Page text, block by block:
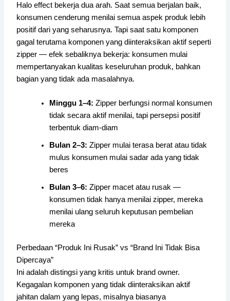
Halo effect bekerja dua arah. Saat semua berjalan baik,
konsumen cenderung menilai semua aspek produk lebih
positif dari yang seharusnya. Tapi saat satu komponen
gagal terutama komponen yang diinteraksikan aktif seperti
zipper — efek sebaliknya bekerja: konsumen mulai
mempertanyakan kualitas keseluruhan produk, bahkan
bagian yang tidak ada masalahnya.
Minggu 1–4: Zipper berfungsi normal konsumen
tidak secara aktif menilai, tapi persepsi positif
terbentuk diam-diam
Bulan 2–3: Zipper mulai terasa berat atau tidak
mulus konsumen mulai sadar ada yang tidak
beres
Bulan 3–6: Zipper macet atau rusak —
konsumen tidak hanya menilai zipper, mereka
menilai ulang seluruh keputusan pembelian
mereka
Perbedaan “Produk Ini Rusak” vs “Brand Ini Tidak Bisa
Dipercaya”
Ini adalah distingsi yang kritis untuk brand owner.
Kegagalan komponen yang tidak diinteraksikan aktif
jahitan dalam yang lepas, misalnya biasanya